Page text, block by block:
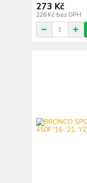
273 Kč
226 Kč bez DPH